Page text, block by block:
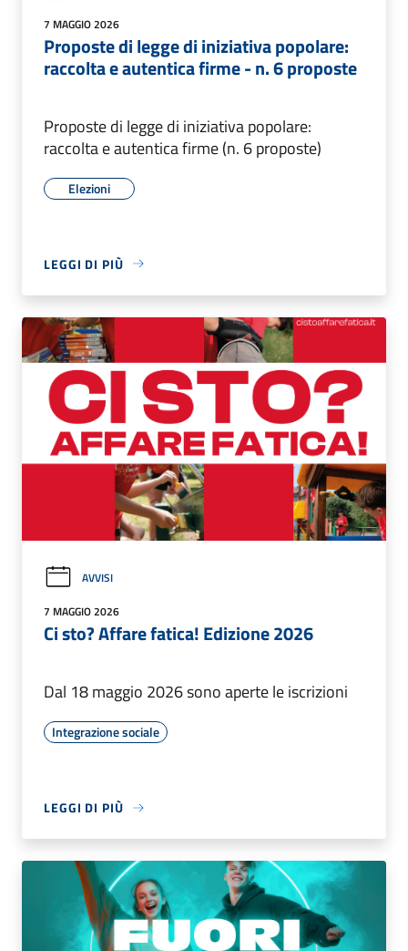
7 MAGGIO 2026
Proposte di legge di iniziativa popolare:
raccolta e autentica firme - n. 6 proposte
Proposte di legge di iniziativa popolare:
raccolta e autentica firme (n. 6 proposte)
Elezioni
LEGGI DI PIÙ
AVVISI
7 MAGGIO 2026
Ci sto? Affare fatica! Edizione 2026
Dal 18 maggio 2026 sono aperte le iscrizioni
Integrazione sociale
LEGGI DI PIÙ